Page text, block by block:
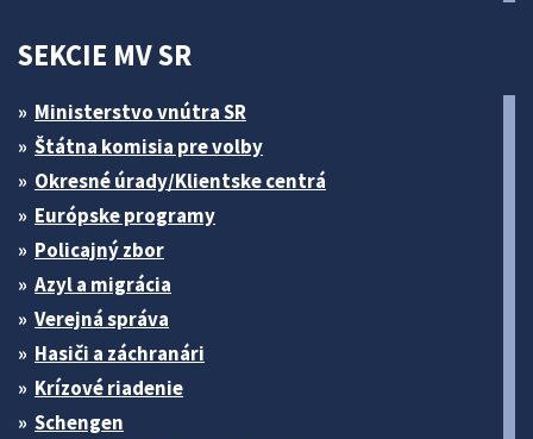
SEKCIE MV SR
Ministerstvo vnútra SR
Štátna komisia pre volby
Okresné úrady/Klientske centrá
Európske programy
Policajný zbor
Azyl a migrácia
Verejná správa
Hasiči a záchranári
Krízové riadenie
Schengen